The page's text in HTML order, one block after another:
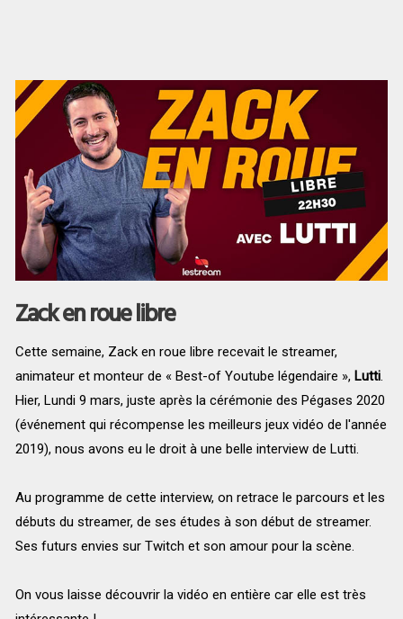
Zack en roue libre
Cette semaine, Zack en roue libre recevait le streamer,
animateur et monteur de « Best-of Youtube légendaire », Lutti.
Hier, Lundi 9 mars, juste après la cérémonie des Pégases 2020
(événement qui récompense les meilleurs jeux vidéo de l'année
2019), nous avons eu le droit à une belle interview de Lutti.
Au programme de cette interview, on retrace le parcours et les
débuts du streamer, de ses études à son début de streamer.
Ses futurs envies sur Twitch et son amour pour la scène.
On vous laisse découvrir la vidéo en entière car elle est très